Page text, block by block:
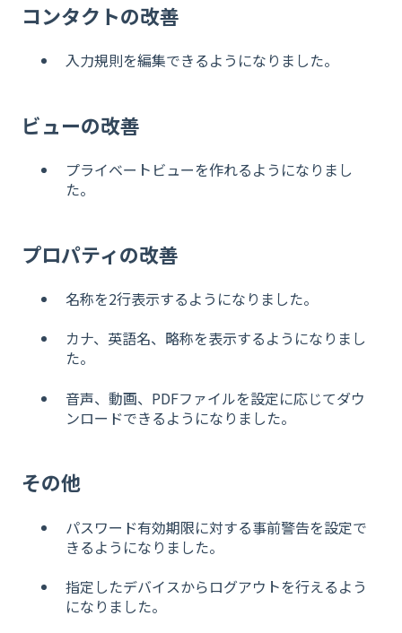
コンタクトの改善
入力規則を編集できるようになりました。
ビューの改善
プライベートビューを作れるようになりまし
た。
プロパティの改善
名称を2行表示するようになりました。
カナ、英語名、略称を表示するようになりまし
た。
音声、動画、PDFファイルを設定に応じてダウ
ンロードできるようになりました。
その他
パスワード有効期限に対する事前警告を設定で
きるようになりました。
指定したデバイスからログアウトを行えるよう
になりました。